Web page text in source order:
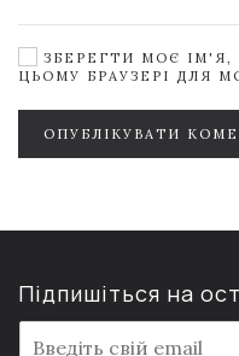
ЗБЕРЕГТИ МОЄ ІМ'Я,
ЦЬОМУ БРАУЗЕРІ ДЛЯ
ОПУБЛІКУВАТИ
Підпишіться на